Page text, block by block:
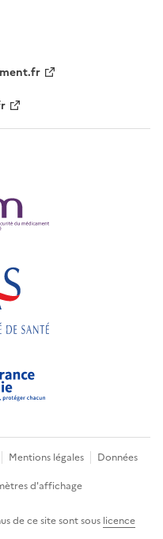
Mentions légales
Données
d'affichage
de ce site sont sous licence